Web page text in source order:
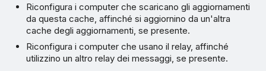
Riconfigura i computer che scaricano gli aggiornamenti
da questa cache, affinché si aggiornino da un'altra
cache degli aggiornamenti, se presente.
Riconfigura i computer che usano il relay, affinché
utilizzino un altro relay dei messaggi, se presente.